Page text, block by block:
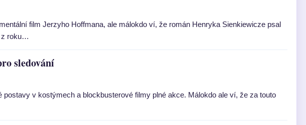
film Jerzyho Hoffmana, ale málokdo ví, že román Henryka Sienkiewicze psal
z roku…
sledování
v kostýmech a blockbusterové filmy plné akce. Málokdo ale ví, že za touto